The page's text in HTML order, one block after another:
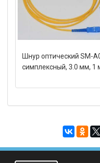
Шнур оптический SM-
симплексный, 3.0 мм, 1